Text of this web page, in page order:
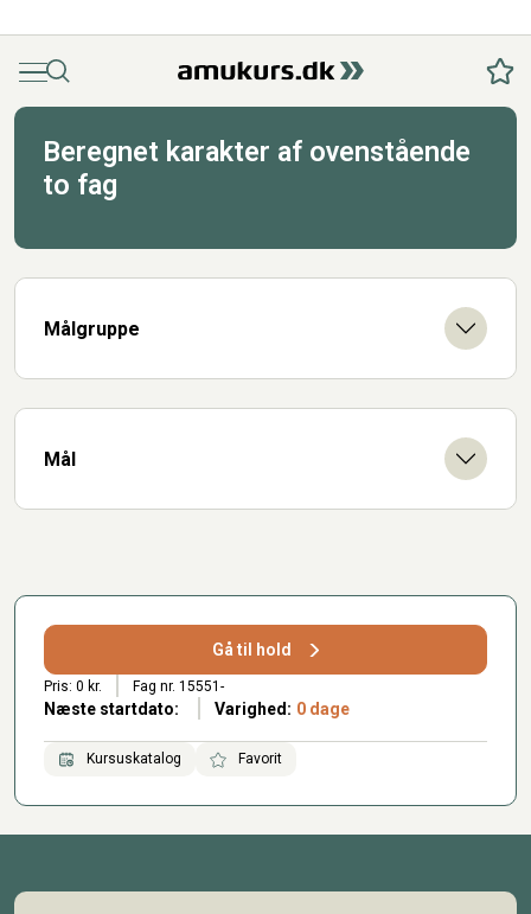
MenuSøg
Beregnet karakter af ovenstående
to fag
Målgruppe
Mål
Gå til hold
Pris: 0 kr. Fag nr. 15551-
Næste startdato: Varighed: 0 dage
Kursuskatalog Favorit